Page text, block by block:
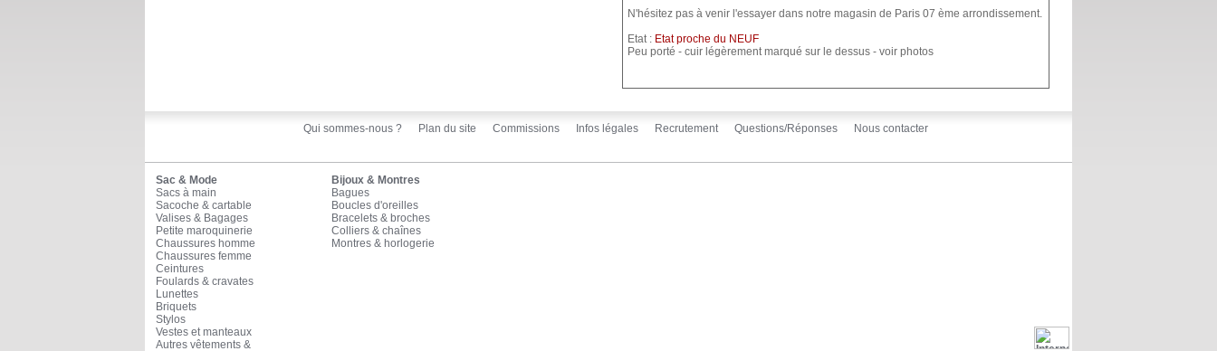
N'hésitez pas à venir l'essayer dans notre magasin de Paris 07 ème arrondissement.
Etat : Etat proche du NEUF
Peu porté - cuir légèrement marqué sur le dessus - voir photos
Qui sommes-nous ? Plan du site Commissions Infos légales Recrutement Questions/Réponses Nous contacter
Sac & Mode
Sacs à main
Sacoche & cartable
Valises & Bagages
Petite maroquinerie
Chaussures homme
Chaussures femme
Ceintures
Foulards & cravates
Lunettes
Briquets
Stylos
Vestes et manteaux
Autres vêtements &
Bijoux & Montres
Bagues
Boucles d'oreilles
Bracelets & broches
Colliers & chaînes
Montres & horlogerie